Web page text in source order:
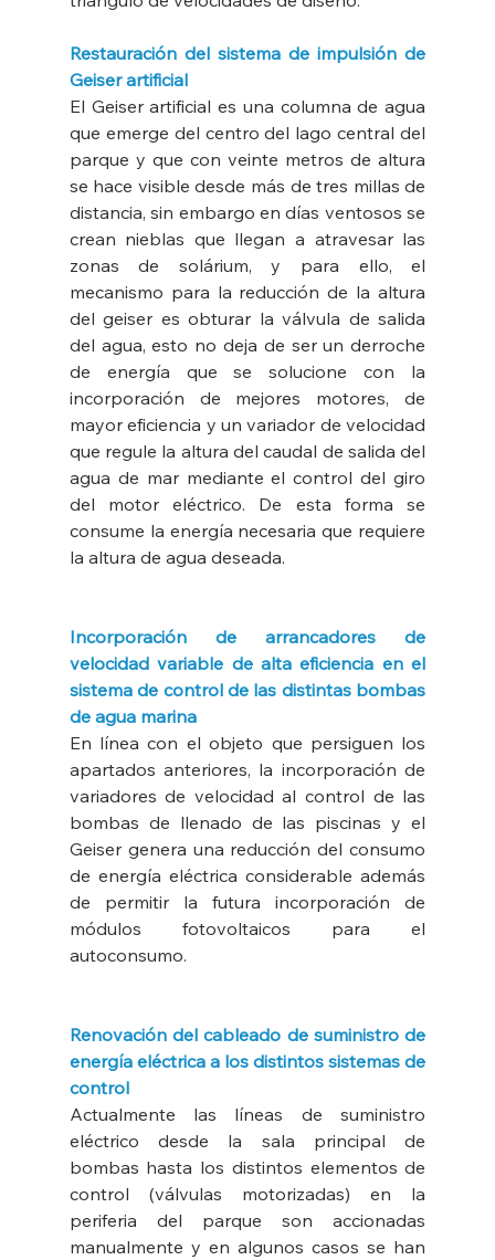
Restauración del sistema de impulsión de
Geiser artificial
El Geiser artificial es una columna de agua
que emerge del centro del lago central del
parque y que con veinte metros de altura
se hace visible desde más de tres millas de
distancia, sin embargo en días ventosos se
crean nieblas que llegan a atravesar las
zonas de solárium, y para ello, el
mecanismo para la reducción de la altura
del geiser es obturar la válvula de salida
del agua, esto no deja de ser un derroche
de energía que se solucione con la
incorporación de mejores motores, de
mayor eficiencia y un variador de velocidad
que regule la altura del caudal de salida del
agua de mar mediante el control del giro
del motor eléctrico. De esta forma se
consume la energía necesaria que requiere
la altura de agua deseada.
Incorporación de arrancadores de
velocidad variable de alta eficiencia en el
sistema de control de las distintas bombas
de agua marina
En línea con el objeto que persiguen los
apartados anteriores, la incorporación de
variadores de velocidad al control de las
bombas de llenado de las piscinas y el
Geiser genera una reducción del consumo
de energía eléctrica considerable además
de permitir la futura incorporación de
módulos fotovoltaicos para el
autoconsumo.
Renovación del cableado de suministro de
energía eléctrica a los distintos sistemas de
control
Actualmente las líneas de suministro
eléctrico desde la sala principal de
bombas hasta los distintos elementos de
control (válvulas motorizadas) en la
periferia del parque son accionadas
manualmente y en algunos casos se han